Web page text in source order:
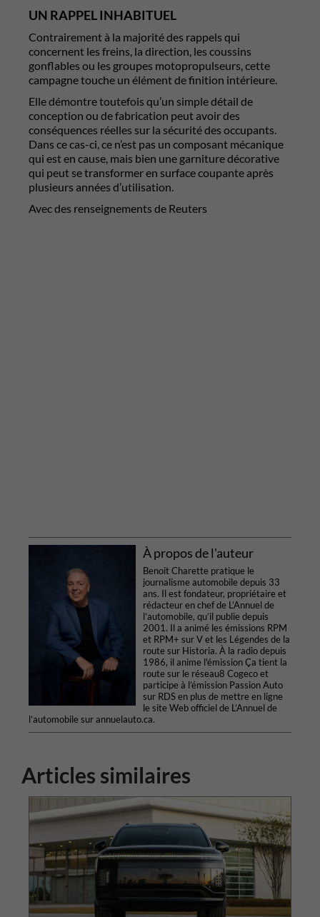
UN RAPPEL INHABITUEL
Contrairement à la majorité des rappels qui
concernent les freins, la direction, les coussins
gonflables ou les groupes motopropulseurs, cette
campagne touche un élément de finition intérieure.
Elle démontre toutefois qu’un simple détail de
conception ou de fabrication peut avoir des
conséquences réelles sur la sécurité des occupants.
Dans ce cas-ci, ce n’est pas un composant mécanique
qui est en cause, mais bien une garniture décorative
qui peut se transformer en surface coupante après
plusieurs années d’utilisation.
Avec des renseignements de Reuters
À propos de l'auteur
Benoit Charette pratique le
journalisme automobile depuis 33
ans. Il est fondateur, propriétaire et
rédacteur en chef de L’Annuel de
l’automobile, qu’il publie depuis
2001. Il a animé les émissions RPM
et RPM+ sur V et les Légendes de la
route sur Historia. À la radio depuis
1986, il anime l'émission Ça tient la
route sur le réseau8 Cogeco et
participe à l’émission Passion Auto
sur RDS en plus de mettre en ligne
le site Web officiel de L’Annuel de
l’automobile sur annuelauto.ca.
Articles similaires